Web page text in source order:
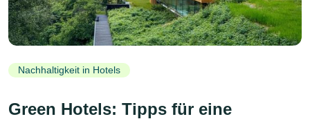
Nachhaltigkeit in Hotels
Green Hotels: Tipps für eine